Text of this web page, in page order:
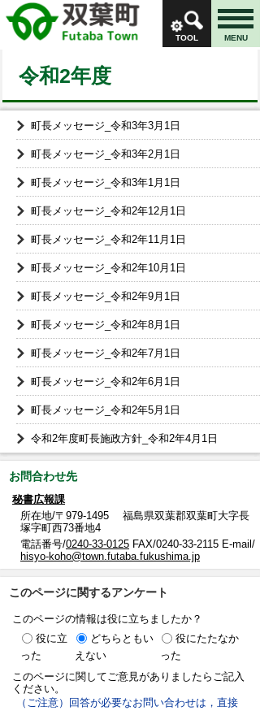
TOOL MENU
令和2年度
町長メッセージ_令和3年3月1日
町長メッセージ_令和3年2月1日
町長メッセージ_令和3年1月1日
町長メッセージ_令和2年12月1日
町長メッセージ_令和2年11月1日
町長メッセージ_令和2年10月1日
町長メッセージ_令和2年9月1日
町長メッセージ_令和2年8月1日
町長メッセージ_令和2年7月1日
町長メッセージ_令和2年6月1日
町長メッセージ_令和2年5月1日
令和2年度町長施政方針_令和2年4月1日
お問合わせ先
秘書広報課
所在地/〒979-1495 福島県双葉郡双葉町大字長
塚字町西73番地4
電話番号/0240-33-0125 FAX/0240-33-2115 E-mail/
hisyo-koho@town.futaba.fukushima.jp
このページに関するアンケート
このページの情報は役に立ちましたか？
役に立
った
どちらともい
えない
役にたたなか
った
このページに関してご意見がありましたらご記入
ください。
（ご注意）回答が必要なお問い合わせは，直接